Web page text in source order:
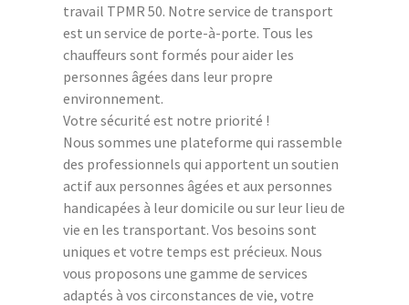
travail TPMR 50. Notre service de transport
est un service de porte-à-porte. Tous les
chauffeurs sont formés pour aider les
personnes âgées dans leur propre
environnement.
Votre sécurité est notre priorité !
Nous sommes une plateforme qui rassemble
des professionnels qui apportent un soutien
actif aux personnes âgées et aux personnes
handicapées à leur domicile ou sur leur lieu de
vie en les transportant. Vos besoins sont
uniques et votre temps est précieux. Nous
vous proposons une gamme de services
adaptés à vos circonstances de vie, votre